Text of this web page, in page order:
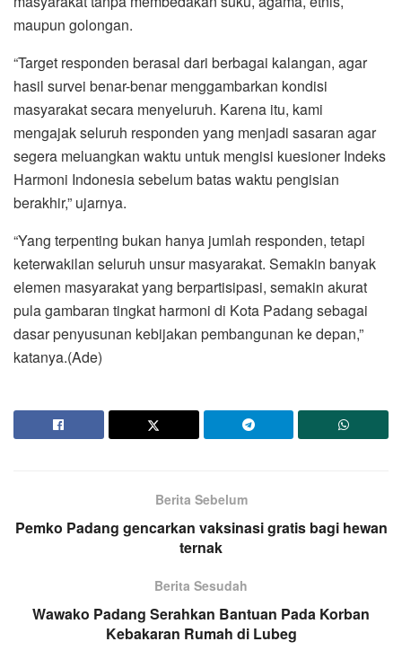
maupun golongan.
“Target responden berasal dari berbagai kalangan, agar
hasil survei benar-benar menggambarkan kondisi
masyarakat secara menyeluruh. Karena itu, kami
mengajak seluruh responden yang menjadi sasaran agar
segera meluangkan waktu untuk mengisi kuesioner Indeks
Harmoni Indonesia sebelum batas waktu pengisian
berakhir,” ujarnya.
“Yang terpenting bukan hanya jumlah responden, tetapi
keterwakilan seluruh unsur masyarakat. Semakin banyak
elemen masyarakat yang berpartisipasi, semakin akurat
pula gambaran tingkat harmoni di Kota Padang sebagai
dasar penyusunan kebijakan pembangunan ke depan,”
katanya.(Ade)
Berita Sebelum
Pemko Padang gencarkan vaksinasi gratis bagi hewan
ternak
Berita Sesudah
Wawako Padang Serahkan Bantuan Pada Korban
Kebakaran Rumah di Lubeg